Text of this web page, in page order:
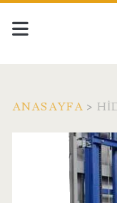
ANASAYFA >
Etiket: